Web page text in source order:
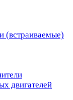
(встраиваемые)
двигателей